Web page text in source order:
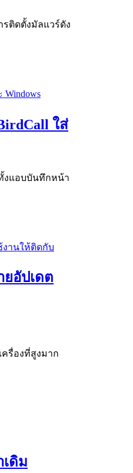
รติดตั้งมัลแวร์ดัง
ใส่
งแอบบันทึกหน้า
ยอัปเดต
รื่องที่สูงมาก
ดิม